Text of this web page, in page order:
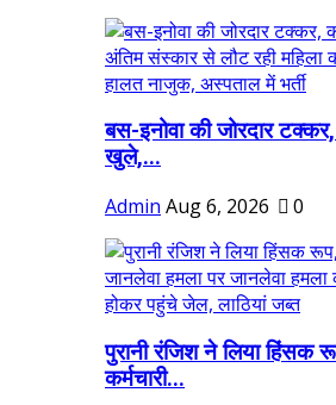
बस-इनोवा की जोरदार
खुले,...
Admin Aug 6, 2026 0
पुरानी रंजिश ने लिया हिंसक
कर्मचारी...